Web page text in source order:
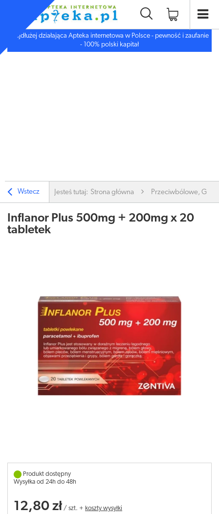
Najdłużej działająca Apteka internetowa w Polsce - pewność i zaufanie
- 100% polski kapitał
Wstecz Jesteś tutaj: Strona główna Przeciwbólowe,
Inflanor Plus 500mg + 200mg x 20
tabletek
Produkt dostępny
Wysyłka od 24h do 48h
12,80 zł / szt. + koszty wysyłki